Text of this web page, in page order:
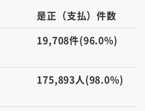
是正（支払）件数
19,708件(96.0%)
175,893人(98.0%)